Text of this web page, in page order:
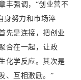
丰强调，“创业营不
身努力和市场淬
先是连接，把创业
合在一起，让政
化学反应。其次是
、互相激励。”